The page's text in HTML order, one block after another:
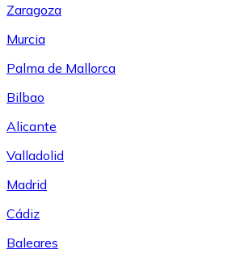
Zaragoza
Murcia
Palma de Mallorca
Bilbao
Alicante
Valladolid
Madrid
Cádiz
Baleares